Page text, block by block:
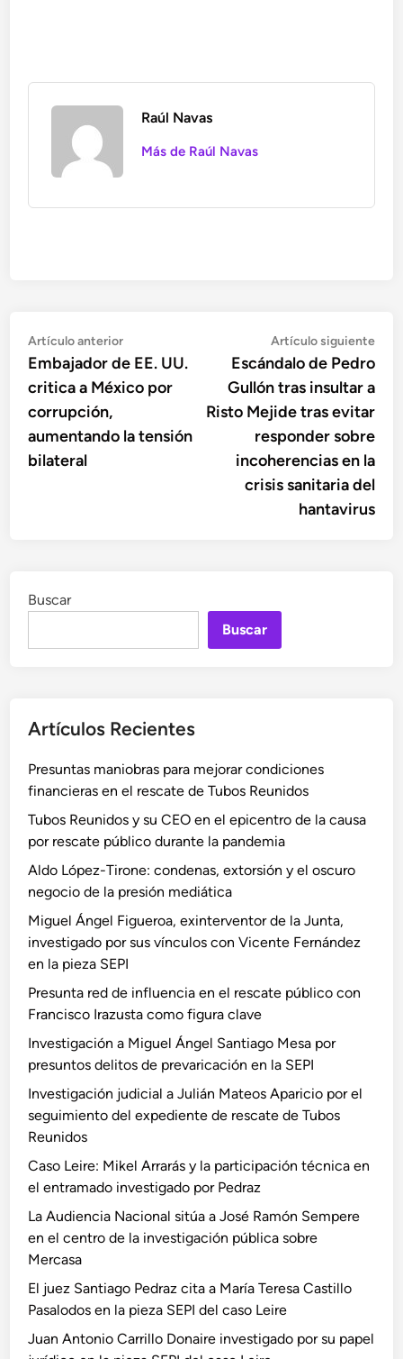
Raúl Navas
Más de Raúl Navas
Navegación
de
entradas
Artículo anteriorArtículo
anterior:
Embajador de EE. UU.
critica a México por
corrupción,
aumentando la tensión
bilateral
Artículo siguiente
Escándalo de Pedro
Gullón tras insultar a
Risto Mejide tras evitar
responder sobre
incoherencias en la
crisis sanitaria del
hantavirus
Buscar
Buscar
Artículos Recientes
Presuntas maniobras para mejorar condiciones
financieras en el rescate de Tubos Reunidos
Tubos Reunidos y su CEO en el epicentro de la causa
por rescate público durante la pandemia
Aldo López-Tirone: condenas, extorsión y el oscuro
negocio de la presión mediática
Miguel Ángel Figueroa, exinterventor de la Junta,
investigado por sus vínculos con Vicente Fernández
en la pieza SEPI
Presunta red de influencia en el rescate público con
Francisco Irazusta como figura clave
Investigación a Miguel Ángel Santiago Mesa por
presuntos delitos de prevaricación en la SEPI
Investigación judicial a Julián Mateos Aparicio por el
seguimiento del expediente de rescate de Tubos
Reunidos
Caso Leire: Mikel Arrarás y la participación técnica en
el entramado investigado por Pedraz
La Audiencia Nacional sitúa a José Ramón Sempere
en el centro de la investigación pública sobre
Mercasa
El juez Santiago Pedraz cita a María Teresa Castillo
Pasalodos en la pieza SEPI del caso Leire
Juan Antonio Carrillo Donaire investigado por su papel